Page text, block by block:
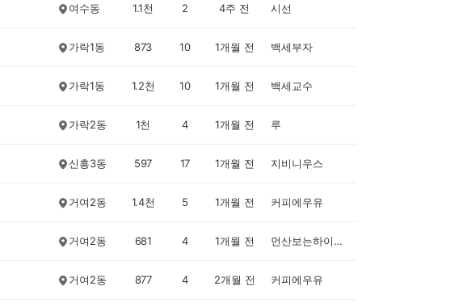
여수동 1.1천 2 4주 전 시선
가락1동 873 10 1개월 전 백세부자
가락1동 1.2천 10 1개월 전 백세교수
가락2동 1천 4 1개월 전 루
신흥3동 597 17 1개월 전 지비니우스
거여2동 1.4천 5 1개월 전 커피에우유
거여2동 681 4 1개월 전 먼산보는하이바라
거여2동 877 4 2개월 전 커피에우유